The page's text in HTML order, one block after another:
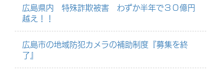
広島県内 特殊詐欺被害 わずか半年で３０億円
越え！！
広島市の地域防犯カメラの補助制度『募集を終
了』